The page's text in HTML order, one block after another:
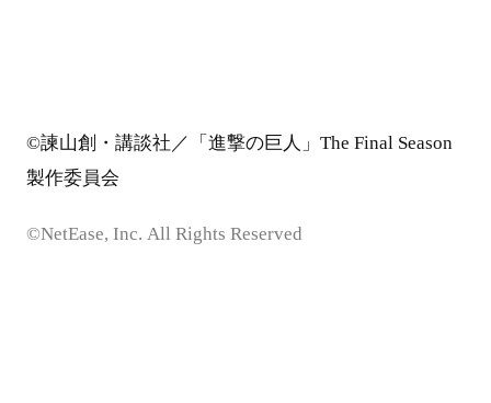
©諫山創・講談社／「進撃の巨人」The Final Season
製作委員会
©NetEase, Inc. All Rights Reserved